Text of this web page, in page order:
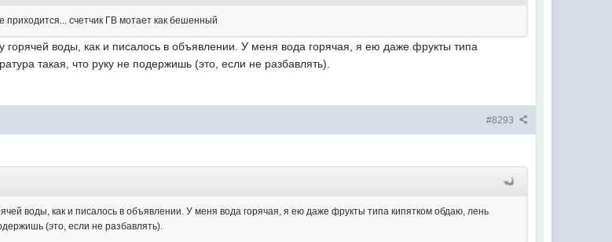
приходится... счетчик ГВ мотает как бешенный
горячей воды, как и писалось в объявлении. У меня вода горячая, я ею даже фрукты типа
такая, что руку не подержишь (это, если не разбавлять).
#8293
воды, как и писалось в объявлении. У меня вода горячая, я ею даже фрукты типа кипятком обдаю, лень
(это, если не разбавлять).